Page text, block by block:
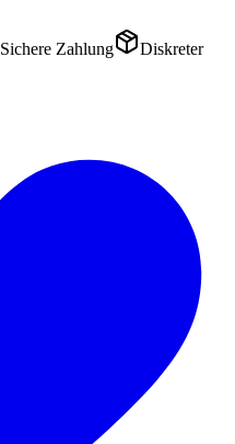
Sichere Zahlung
Diskreter